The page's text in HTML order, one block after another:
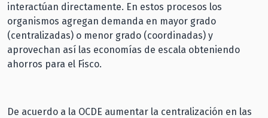
interactúan directamente. En estos procesos los
organismos agregan demanda en mayor grado
(centralizadas) o menor grado (coordinadas) y
aprovechan así las economías de escala obteniendo
ahorros para el Fisco.
De acuerdo a la OCDE aumentar la centralización en las